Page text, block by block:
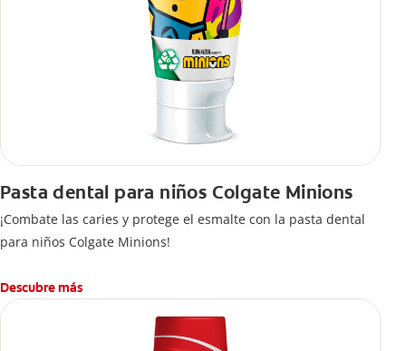
Pasta dental para niños Colgate Minions
¡Combate las caries y protege el esmalte con la pasta dental
para niños Colgate Minions!
Descubre más